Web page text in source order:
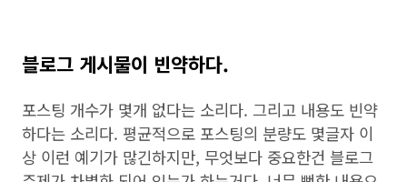
블로그 게시물이 빈약하다.
포스팅 개수가 몇개 없다는 소리다. 그리고 내용도 빈약
하다는 소리다. 평균적으로 포스팅의 분량도 몇글자 이
상 이런 예기가 많긴하지만, 무엇보다 중요한건 블로그